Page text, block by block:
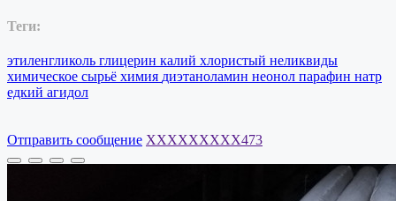
Теги:
этиленгликоль глицерин калий хлористый неликвиды
химическое сырьё химия диэтаноламин неонол парафин натр
едкий агидол
Отправить сообщение XXXXXXXXX473